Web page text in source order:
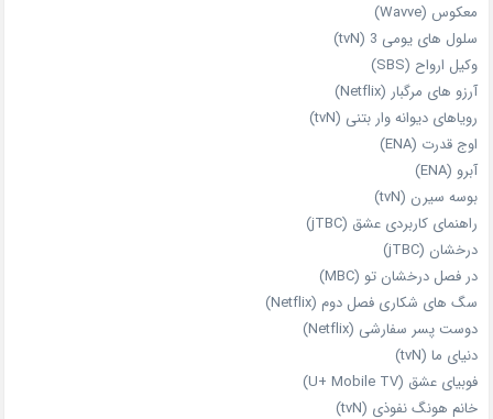
معکوس (Wavve)
سلول های یومی 3 (tvN)
وکیل ارواح (SBS)
آرزو های مرگبار (Netflix)
رویاهای دیوانه‌ وار بتنی (tvN)
اوج قدرت (ENA)
آبرو (ENA)
بوسه سیرن (tvN)
راهنمای کاربردی عشق (jTBC)
درخشان (jTBC)
در فصل درخشان تو (MBC)
سگ های شکاری فصل دوم (Netflix)
دوست‌ پسر سفارشی (Netflix)
دنیای ما (tvN)
فوبیای عشق (U+ Mobile TV)
خانم هونگ نفوذی (tvN)